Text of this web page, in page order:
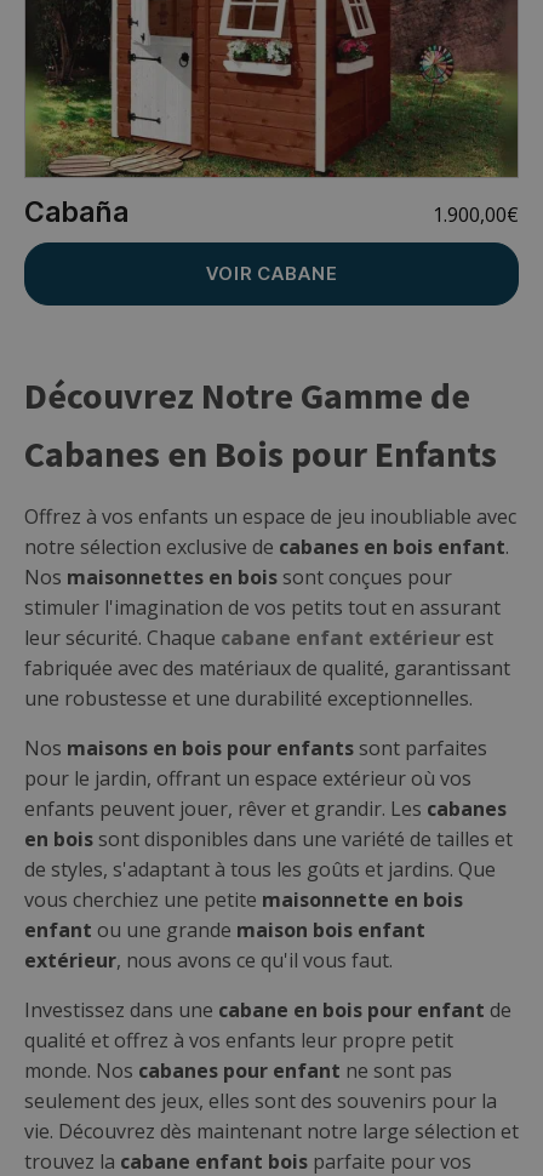
Cabaña 1.900,00€
VOIR CABANE
Découvrez Notre Gamme de
Cabanes en Bois pour Enfants
Offrez à vos enfants un espace de jeu inoubliable avec
notre sélection exclusive de cabanes en bois enfant.
Nos maisonnettes en bois sont conçues pour
stimuler l'imagination de vos petits tout en assurant
leur sécurité. Chaque cabane enfant extérieurest
fabriquée avec des matériaux de qualité, garantissant
une robustesse et une durabilité exceptionnelles.
Nos maisons en bois pour enfants sont parfaites
pour le jardin, offrant un espace extérieur où vos
enfants peuvent jouer, rêver et grandir. Les cabanes
en bois sont disponibles dans une variété de tailles et
de styles, s'adaptant à tous les goûts et jardins. Que
vous cherchiez une petite maisonnette en bois
enfant ou une grande maison bois enfant
extérieur, nous avons ce qu'il vous faut.
Investissez dans une cabane en bois pour enfant de
qualité et offrez à vos enfants leur propre petit
monde. Nos cabanes pour enfant ne sont pas
seulement des jeux, elles sont des souvenirs pour la
vie. Découvrez dès maintenant notre large sélection et
trouvez la cabane enfant bois parfaite pour vos